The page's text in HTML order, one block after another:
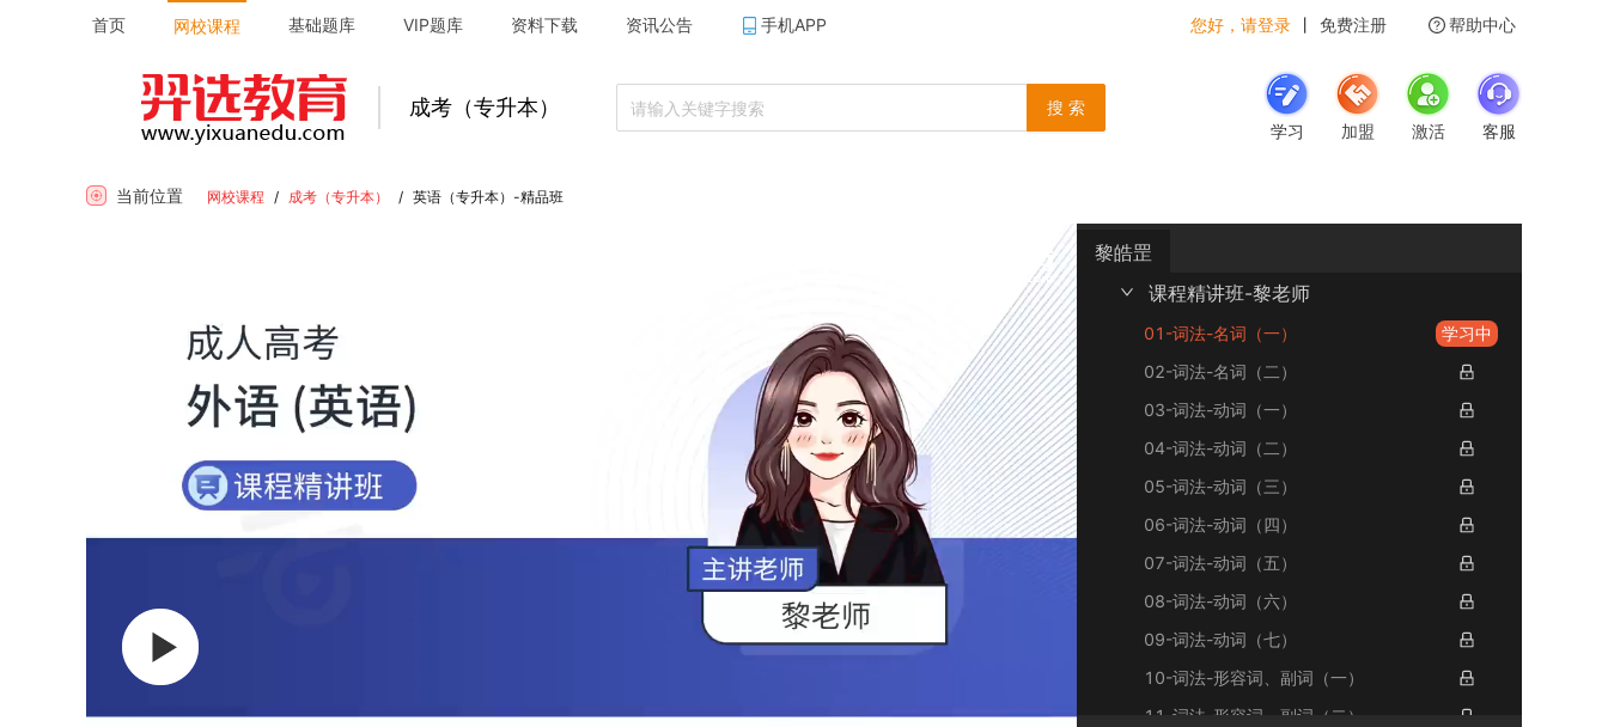
首页 网校课程 基础题库 VIP题库 资料下载 资讯公告 手机APP 您好，请登录 丨 免费注册 帮助中心
成考（专升本）
搜 索
学习
加盟 激活 客服
当前位置 网校课程 / 成考（专升本） / 英语（专升本）-精品班
黎皓罡
课程精讲班-黎老师
01-词法-名词（一）
学习中
02-词法-名词（二）
03-词法-动词（一）
04-词法-动词（二）
05-词法-动词（三）
06-词法-动词（四）
07-词法-动词（五）
08-词法-动词（六）
09-词法-动词（七）
10-词法-形容词、副词（一）
11-词法-形容词、副词（二）